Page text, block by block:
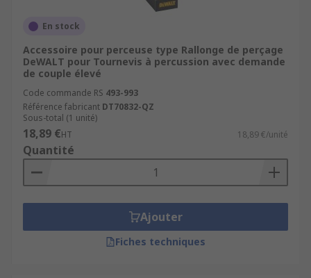
En stock
Accessoire pour perceuse type Rallonge de perçage
DeWALT pour Tournevis à percussion avec demande
de couple élevé
Code commande RS 493-993
Référence fabricant DT70832-QZ
Sous-total (1 unité)
18,89 €HT 18,89 €/unité
Quantité
Ajouter
Fiches techniques